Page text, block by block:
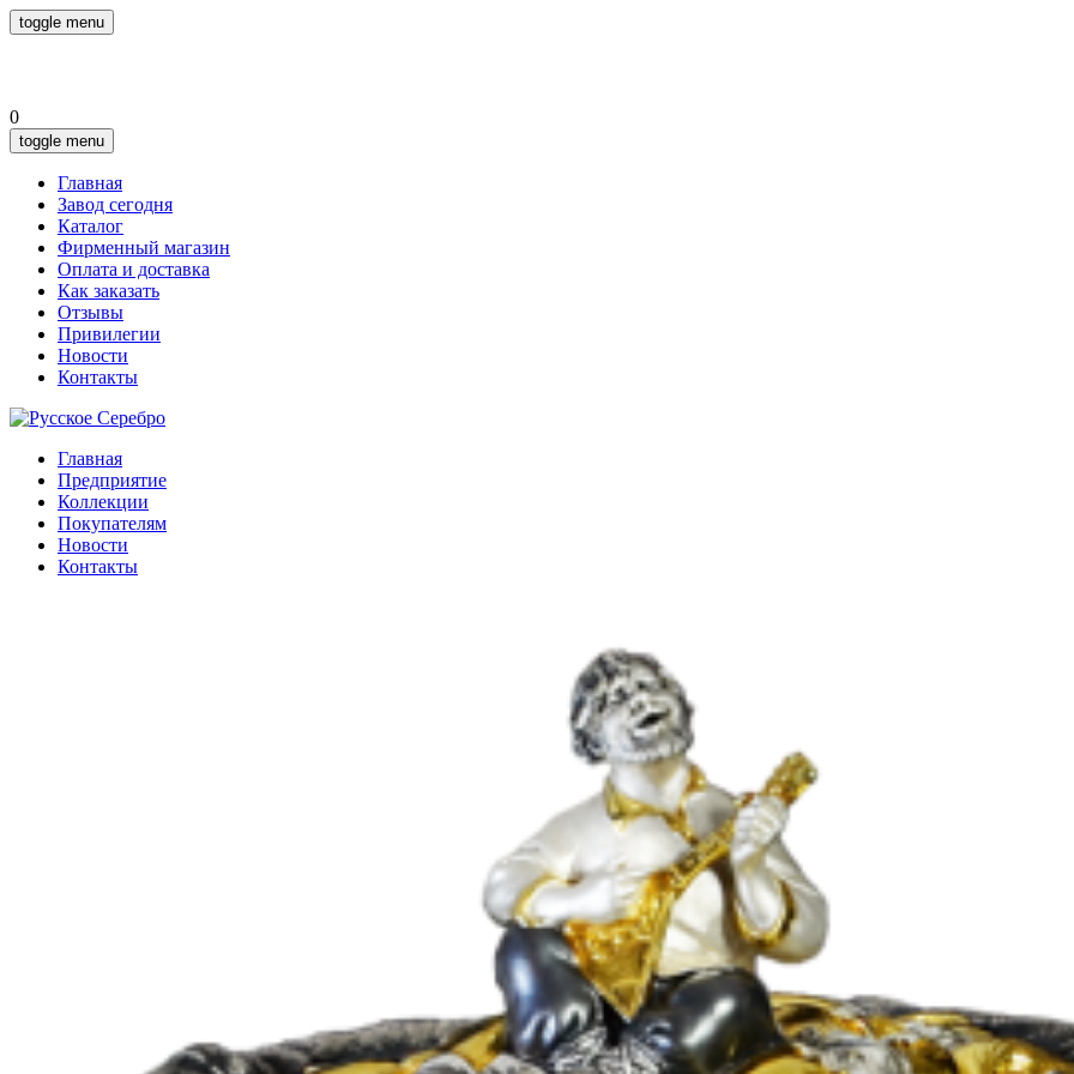
toggle menu
0
toggle menu
Главная
Завод сегодня
Каталог
Фирменный магазин
Оплата и доставка
Как заказать
Отзывы
Привилегии
Новости
Контакты
Главная
Предприятие
Коллекции
Покупателям
Новости
Контакты